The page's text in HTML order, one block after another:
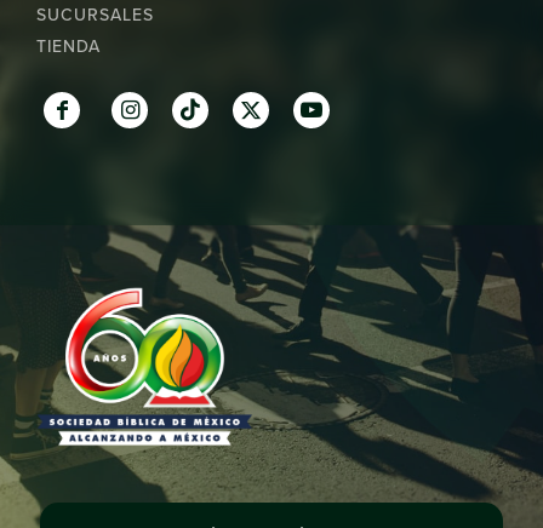
SUCURSALES
TIENDA